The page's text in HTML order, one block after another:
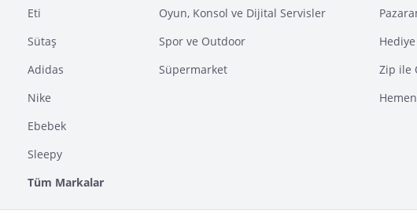
Eti
Sütaş
Adidas
Nike
Ebebek
Sleepy
Tüm Markalar
Oyun, Konsol ve Dijital Servisler
Spor ve Outdoor
Süpermarket
Zip ile